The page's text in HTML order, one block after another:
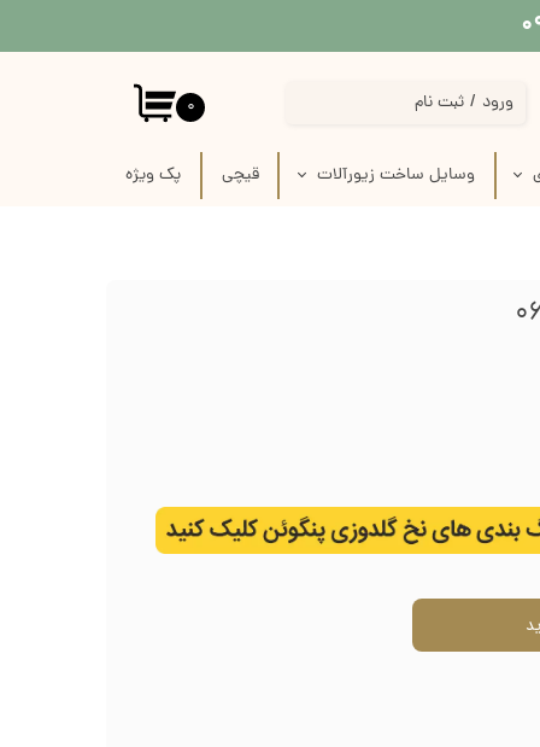
وسایل ساخت زیورآلات قیچی پک‌‌ ویژه
۰ ورود / ثبت نام
تغییر گذر واژه